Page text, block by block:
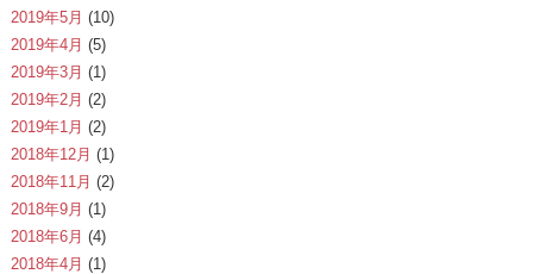
2019年5月 (10)
2019年4月 (5)
2019年3月 (1)
2019年2月 (2)
2019年1月 (2)
2018年12月 (1)
2018年11月 (2)
2018年9月 (1)
2018年6月 (4)
2018年4月 (1)